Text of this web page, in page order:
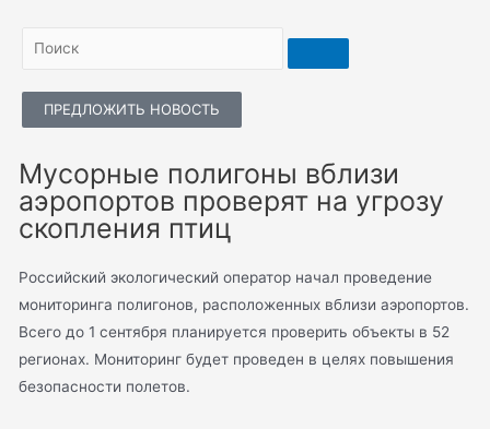
ПРЕДЛОЖИТЬ НОВОСТЬ
Мусорные полигоны вблизи
аэропортов проверят на угрозу
скопления птиц
Российский экологический оператор начал проведение
мониторинга полигонов, расположенных вблизи аэропортов.
Всего до 1 сентября планируется проверить объекты в 52
регионах. Мониторинг будет проведен в целях повышения
безопасности полетов.